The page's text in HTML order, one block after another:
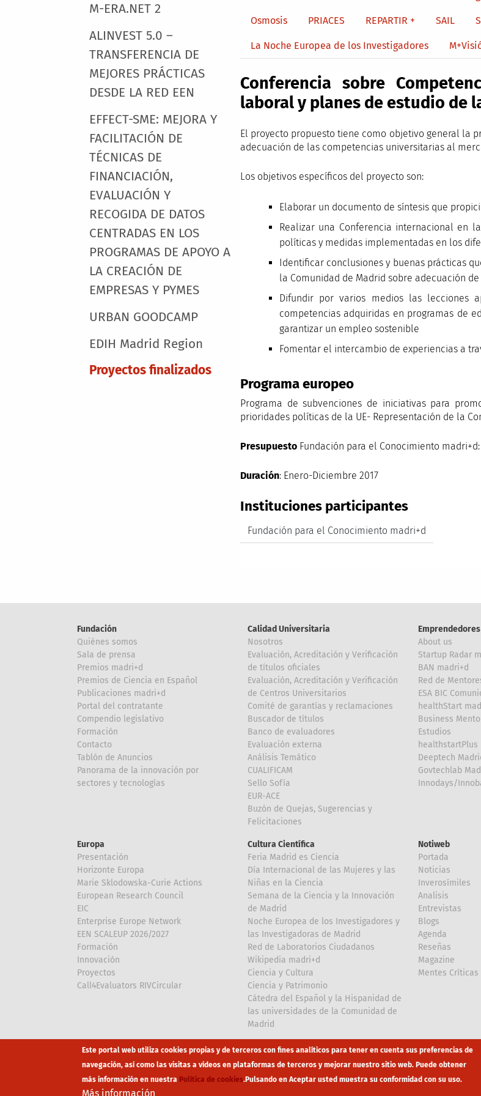
M-ERA.NET 2
ALINVEST 5.0 –
TRANSFERENCIA DE
MEJORES PRÁCTICAS
DESDE LA RED EEN
EFFECT-SME: MEJORA Y
FACILITACIÓN DE
TÉCNICAS DE
FINANCIACIÓN,
EVALUACIÓN Y
RECOGIDA DE DATOS
CENTRADAS EN LOS
PROGRAMAS DE APOYO A
LA CREACIÓN DE
EMPRESAS Y PYMES
URBAN GOODCAMP
EDIH Madrid Region
Proyectos finalizados
Osmosis PRIACES REPARTIR + SAIL
La Noche Europea de los Investigadores
Conferencia sobre
laboral y planes de estudio de
El proyecto propuesto tiene como objetivo general la
adecuación de las competencias universitarias al
Los objetivos específicos del proyecto son:
Elaborar un documento de síntesis que
Realizar una Conferencia internacional en
políticas y medidas implementadas en los
Identificar conclusiones y buenas prácticas
la Comunidad de Madrid sobre adecuación
Difundir por varios medios las lecciones
competencias adquiridas en programas de
garantizar un empleo sostenible
Fomentar el intercambio de experiencias a
Programa europeo
Programa de subvenciones de iniciativas para
prioridades políticas de la UE- Representación de la
Presupuesto Fundación para el Conocimiento madri+d:
Duración: Enero-Diciembre 2017
Instituciones participantes
Fundación para el Conocimiento madri+d
Fundación
Quiénes somos
Sala de prensa
Premios madri+d
Premios de Ciencia en Español
Publicaciones madri+d
Portal del contratante
Compendio legislativo
Formación
Contacto
Tablón de Anuncios
Panorama de la innovación por
sectores y tecnologías
Calidad Universitaria
Nosotros
Evaluación, Acreditación y Verificación
de títulos oficiales
Evaluación, Acreditación y Verificación
de Centros Universitarios
Comité de garantías y reclamaciones
Buscador de títulos
Banco de evaluadores
Evaluación externa
Análisis Temático
CUALIFICAM
Sello Sofía
EUR-ACE
Buzón de Quejas, Sugerencias y
Felicitaciones
Emprendedores
About us
Startup Radar
BAN madri+d
Red de
ESA BIC
healthStart
Business
Estudios
healthstartPlus
Deeptech
Govtechlab
Innodays/
Europa
Presentación
Horizonte Europa
Marie Sklodowska-Curie Actions
European Research Council
EIC
Enterprise Europe Network
EEN SCALEUP 2026/2027
Formación
Innovación
Proyectos
Call4Evaluators RIVCircular
Cultura Científica
Feria Madrid es Ciencia
Día Internacional de las Mujeres y las
Niñas en la Ciencia
Semana de la Ciencia y la Innovación
de Madrid
Noche Europea de los Investigadores y
las Investigadoras de Madrid
Red de Laboratorios Ciudadanos
Wikipedia madri+d
Ciencia y Cultura
Ciencia y Patrimonio
Cátedra del Español y la Hispanidad de
las universidades de la Comunidad de
Madrid
Notiweb
Portada
Noticias
Inverosímiles
Analisis
Entrevistas
Blogs
Agenda
Reseñas
Magazine
Mentes Críticas
Array Array
Footer
Este portal web utiliza cookies propias y de terceros con fines analíticos para tener en cuenta sus preferencias de
navegación, así como las visitas a vídeos en plataformas de terceros y mejorar nuestro sitio web. Puede obtener
más información en nuestra Política de cookies.Pulsando en Aceptar usted muestra su conformidad con su uso.
Más información